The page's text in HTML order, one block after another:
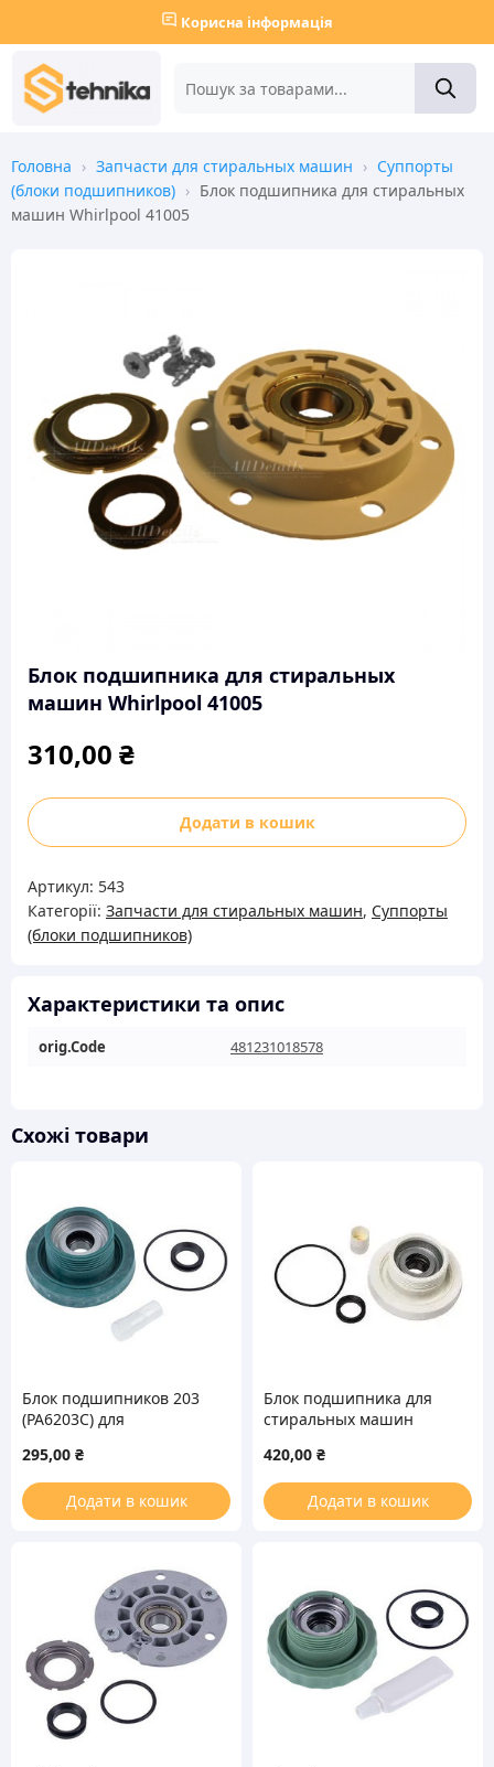
Корисна інформація
Головна › Запчасти для стиральных машин › Суппорты
(блоки подшипников) › Блок подшипника для стиральных
машин Whirlpool 41005
Блок подшипника для стиральных
машин Whirlpool 41005
310,00 ₴
Блок
подшипника
стиральных
машин
Whirlpool
кількість
Додати в кошик
Артикул: 543
Категорії: Запчасти для стиральных машин, Суппорты
(блоки подшипников)
Характеристики та опис
orig.Code 481231018578
Схожі товари
Блок подшипников 203
(PA6203C) для
Electrolux 4071430971
295,00 ₴
Додати в кошик
Блок подшипника для
стиральных машин
420,00 ₴
Додати в кошик